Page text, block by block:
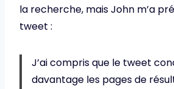
la recherche, mais John m’a
tweet :
J’ai compris que le tweet
davantage les pages de